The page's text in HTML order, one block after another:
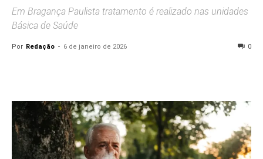
Em Bragança Paulista tratamento é realizado nas unidades
Básica de Saúde
Por Redação - 6 de janeiro de 2026 0